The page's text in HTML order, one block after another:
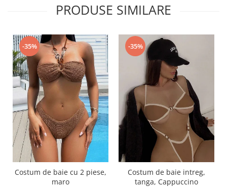
PRODUSE SIMILARE
-35%
Costum de baie cu 2 piese,
maro
-35%
Costum de baie intreg,
tanga, Cappuccino